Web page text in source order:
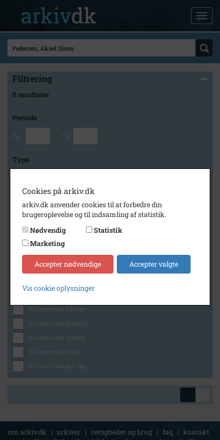
Filtrering
0 resultater
Periode
Fra Til
Type
Arkiv
Holbæk-Arkiverne / Tølløse Lokalarkiv
Generelt
Vis kun med billeder
Vis kun med filmklip
Vis kun med lydklip
Vis kun med kilder
Vis kun med geo-tag
om arkiv.dk | arkiver | rettigheder og brug | faq | kontakt
Cookies på arkiv.dk
arkiv.dk anvender cookies til at forbedre din
brugeroplevelse og til indsamling af statistik.
Nødvendig
Statistik
Marketing
Accepter nødvendige Accepter valgte
Vis cookie oplysninger